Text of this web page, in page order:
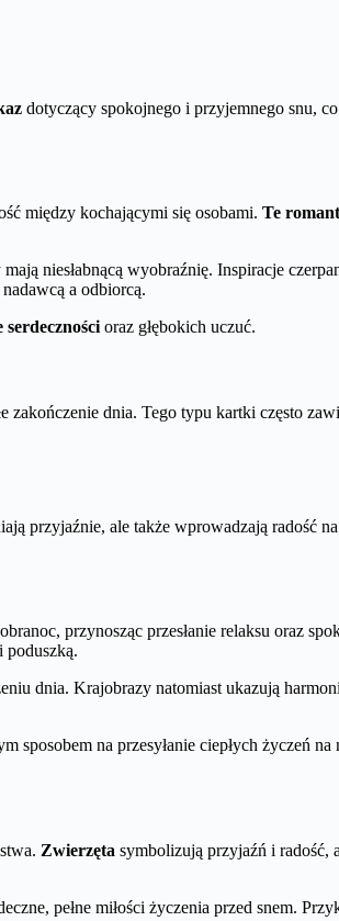
dotyczący spokojnego i przyjemnego snu,
między kochającymi się osobami. Te
niesłabnącą wyobraźnię. Inspiracje
a odbiorcą.
oraz głębokich uczuć.
zakończenie dnia. Tego typu kartki często
przyjaźnie, ale także wprowadzają radość
przynosząc przesłanie relaksu oraz
poduszką.
dnia. Krajobrazy natomiast ukazują
sposobem na przesyłanie ciepłych życzeń
Zwierzęta symbolizują przyjaźń i radość, a
pełne miłości życzenia przed snem.